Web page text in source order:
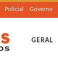
Policial Governo
GERAL